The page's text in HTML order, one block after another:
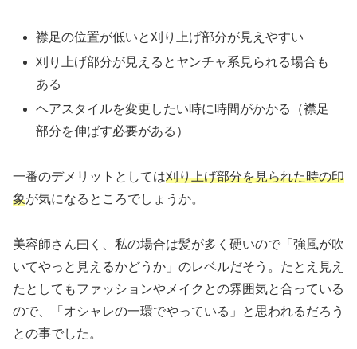
襟足の位置が低いと刈り上げ部分が見えやすい
刈り上げ部分が見えるとヤンチャ系見られる場合も
ある
ヘアスタイルを変更したい時に時間がかかる（襟足
部分を伸ばす必要がある）
一番のデメリットとしては刈り上げ部分を見られた時の印
象が気になるところでしょうか。
美容師さん曰く、私の場合は髪が多く硬いので「強風が吹
いてやっと見えるかどうか」のレベルだそう。たとえ見え
たとしてもファッションやメイクとの雰囲気と合っている
ので、「オシャレの一環でやっている」と思われるだろう
との事でした。